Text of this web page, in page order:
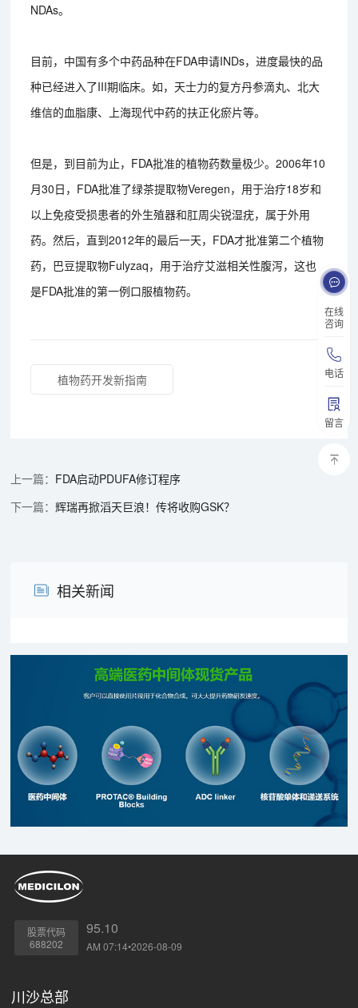
在线
咨询
电话
留言
NDAs。
目前，中国有多个中药品种在FDA申请INDs，进度最快的品
种已经进入了III期临床。如，天士力的复方丹参滴丸、北大
维信的血脂康、上海现代中药的扶正化瘀片等。
但是，到目前为止，FDA批准的植物药数量极少。2006年10
月30日，FDA批准了绿茶提取物Veregen，用于治疗18岁和
以上免疫受损患者的外生殖器和肛周尖锐湿疣，属于外用
药。然后，直到2012年的最后一天，FDA才批准第二个植物
药，巴豆提取物Fulyzaq，用于治疗艾滋相关性腹泻，这也
是FDA批准的第一例口服植物药。
植物药开发新指南
FDA启动PDUFA修订程序
辉瑞再掀滔天巨浪！传将收购GSK？
相关新闻
股票代码
688202
95.10
AM 07:14•2026-08-09
川沙总部